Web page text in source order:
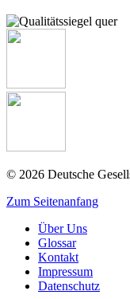
© 2026 Deutsche
Zum Seitenanfang
Über Uns
Glossar
Kontakt
Impressum
Datenschutz